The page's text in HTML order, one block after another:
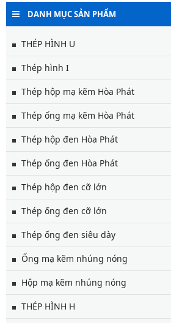
DANH MỤC SẢN PHẨM
THÉP HÌNH U
Thép hình I
Thép hộp mạ kẽm Hòa Phát
Thép ống mạ kẽm Hòa Phát
Thép hộp đen Hòa Phát
Thép ống đen Hòa Phát
Thép hộp đen cỡ lớn
Thép ống đen cỡ lớn
Thép ống đen siêu dày
Ống mạ kẽm nhúng nóng
Hộp mạ kẽm nhúng nóng
THÉP HÌNH H